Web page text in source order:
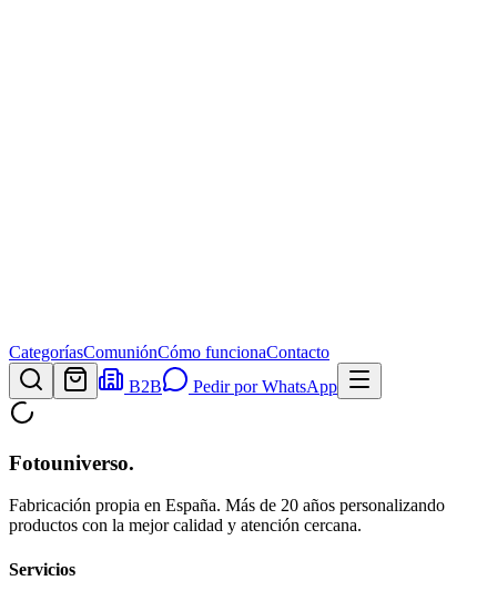
CategoríasComuniónCómo funcionaContacto
B2B
Pedir por WhatsApp
Fotouniverso.
Fabricación propia en España. Más de 20 años personalizando
productos con la mejor calidad y atención cercana.
Servicios